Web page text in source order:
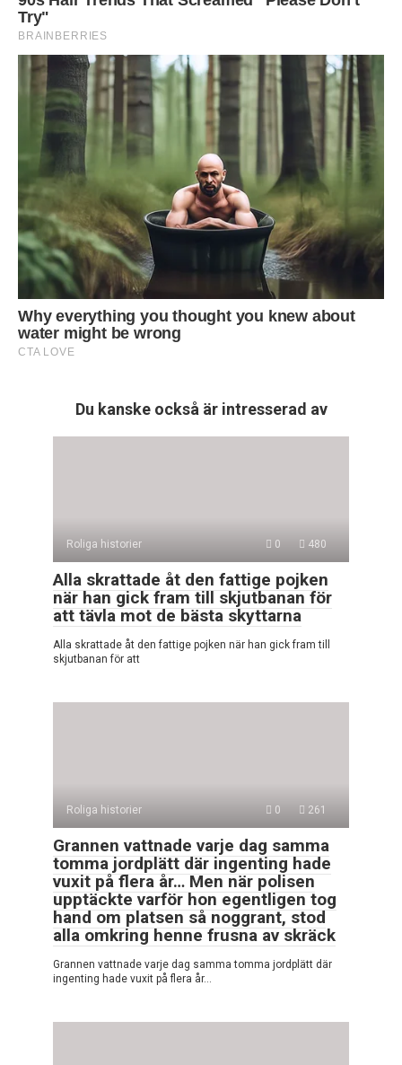
Du kanske också är intresserad av
Roliga historier 0 480
Alla skrattade åt den fattige pojken
när han gick fram till skjutbanan för
att tävla mot de bästa skyttarna
Alla skrattade åt den fattige pojken när han gick fram till
skjutbanan för att
Roliga historier 0 261
Grannen vattnade varje dag samma
tomma jordplätt där ingenting hade
vuxit på flera år… Men när polisen
upptäckte varför hon egentligen tog
hand om platsen så noggrant, stod
alla omkring henne frusna av skräck
Grannen vattnade varje dag samma tomma jordplätt där
ingenting hade vuxit på flera år…